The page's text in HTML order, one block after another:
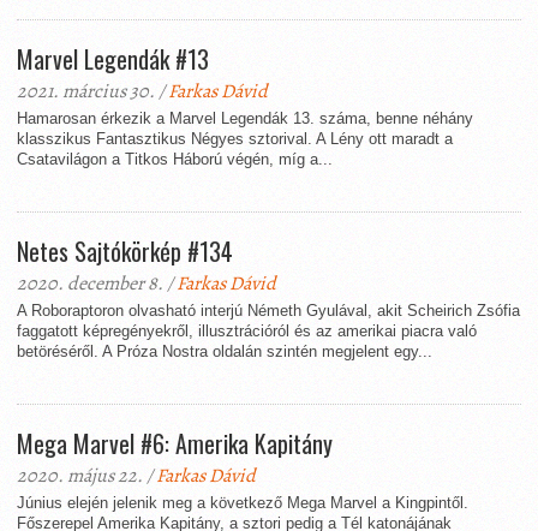
Marvel Legendák #13
2021. március 30. /Farkas Dávid
Hamarosan érkezik a Marvel Legendák 13. száma, benne néhány
klasszikus Fantasztikus Négyes sztorival. A Lény ott maradt a
Csatavilágon a Titkos Háború végén, míg a...
Netes Sajtókörkép #134
2020. december 8. /Farkas Dávid
A Roboraptoron olvasható interjú Németh Gyulával, akit Scheirich Zsófia
faggatott képregényekről, illusztrációról és az amerikai piacra való
betöréséről. A Próza Nostra oldalán szintén megjelent egy...
Mega Marvel #6: Amerika Kapitány
2020. május 22. /Farkas Dávid
Június elején jelenik meg a következő Mega Marvel a Kingpintől.
Főszerepel Amerika Kapitány, a sztori pedig a Tél katonájának